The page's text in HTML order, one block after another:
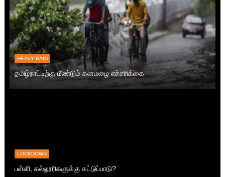
HEAVY RAIN
தமிழ்நாட்டிற்கு மீண்டும் கனமழை எச்சரிக்கை
LOCKDOWN
பள்ளி, கல்லூரிகளுக்கு கட்டுப்பாடு?